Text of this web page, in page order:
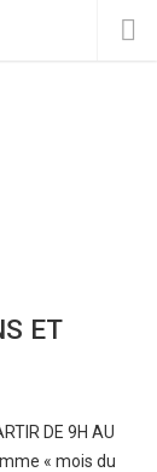
ET
DE 9H AU
« mois du